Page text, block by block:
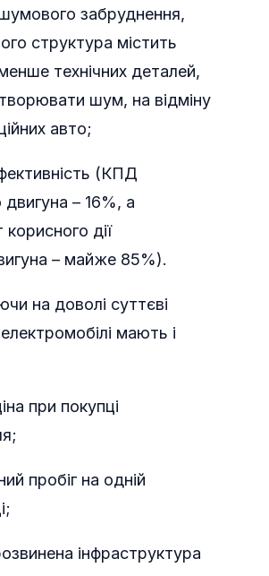
забруднення,
структура містить
технічних деталей,
шум, на відміну
авто;
(КПД
двигуна – 16%, а
корисного дії
– майже 85%).
на доволі суттєві
мають і
при покупці
пробіг на одній
інфраструктура